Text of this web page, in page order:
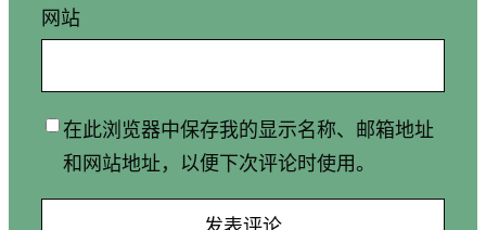
网站
在此浏览器中保存我的显示名称、邮箱地址
和网站地址，以便下次评论时使用。